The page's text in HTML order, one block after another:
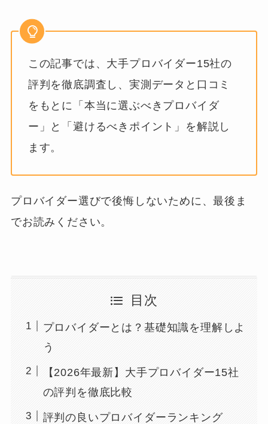
この記事では、大手プロバイダー15社の
評判を徹底調査し、実測データと口コミ
をもとに「本当に選ぶべきプロバイダ
ー」と「避けるべきポイント」を解説し
ます。
プロバイダー選びで後悔しないために、最後ま
でお読みください。
目次
プロバイダーとは？基礎知識を理解しよ
う
【2026年最新】大手プロバイダー15社
の評判を徹底比較
評判の良いプロバイダーランキング